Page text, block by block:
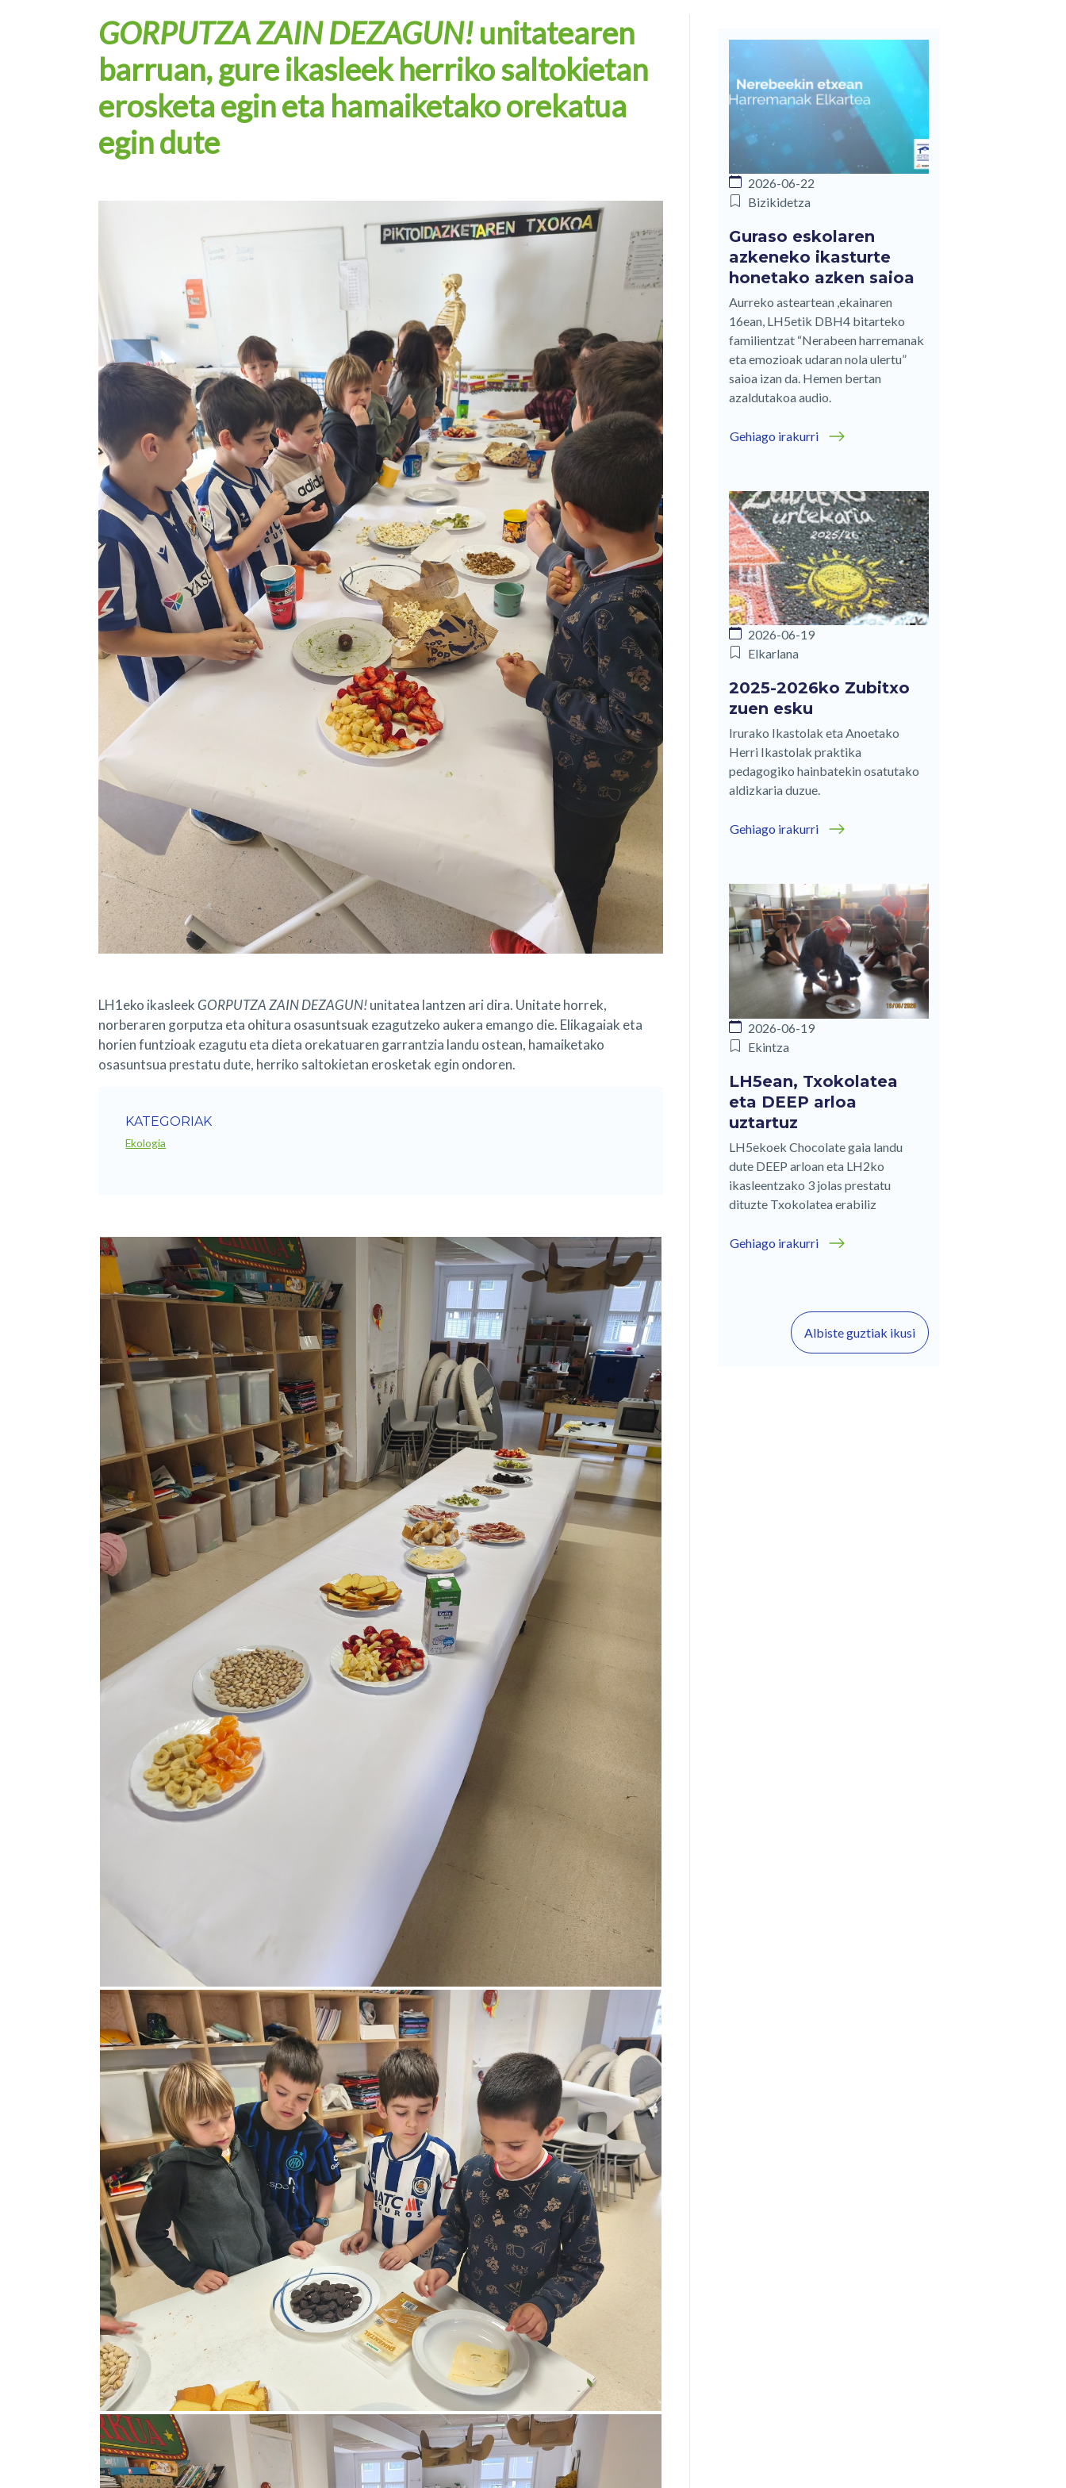
GORPUTZA ZAIN DEZAGUN!unitatearen
barruan, gure ikasleek herriko saltokietan
erosketa egin eta hamaiketako orekatua
egin dute
LH1eko ikasleek GORPUTZA ZAIN DEZAGUN!unitatea lantzen ari dira. Unitate horrek,
norberaren gorputza eta ohitura osasuntsuak ezagutzeko aukera emango die. Elikagaiak eta
horien funtzioak ezagutu eta dieta orekatuaren garrantzia landu ostean, hamaiketako
osasuntsua prestatu dute, herriko saltokietan erosketak egin ondoren.
KATEGORIAK
Ekologia
2026-06-22
Bizikidetza
Guraso eskolaren
azkeneko ikasturte
honetako azken saioa
Aurreko asteartean ,ekainaren
16ean, LH5etik DBH4 bitarteko
familientzat “Nerabeen harremanak
eta emozioak udaran nola ulertu”
saioa izan da. Hemen bertan
azaldutakoa audio.
Gehiago irakurri
2026-06-19
Elkarlana
2025-2026ko Zubitxo
zuen esku
Irurako Ikastolak eta Anoetako
Herri Ikastolak praktika
pedagogiko hainbatekin osatutako
aldizkaria duzue.
Gehiago irakurri
2026-06-19
Ekintza
LH5ean, Txokolatea
eta DEEP arloa
uztartuz
LH5ekoek Chocolate gaia landu
dute DEEP arloan eta LH2ko
ikasleentzako 3 jolas prestatu
dituzte Txokolatea erabiliz
Gehiago irakurri
Albiste guztiak ikusi